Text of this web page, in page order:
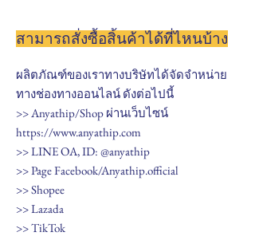
สามารถสั่งซื้อสิ้นค้าได้ที่ไหนบ้าง
ผลิตภัณฑ์ของเราทางบริษัทได้จัดจำหน่าย
ทางช่องทางออนไลน์ ดังต่อไปนี้
>> Anyathip/Shop ผ่านเว็บไซน์
https://www.anyathip.com
>> LINE OA, ID: @anyathip
>> Page Facebook/Anyathip.official
>> Shopee
>> Lazada
>> TikTok